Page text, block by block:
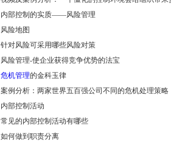
内部控制的实质——风险管理
风险地图
针对风险可采用哪些风险对策
风险管理-使企业获得竞争优势的法宝
危机管理的金科玉律
案例分析：两家世界五百强公司不同的危机处理策略
内部控制活动
常见的内部控制活动有哪些
如何做到职责分离